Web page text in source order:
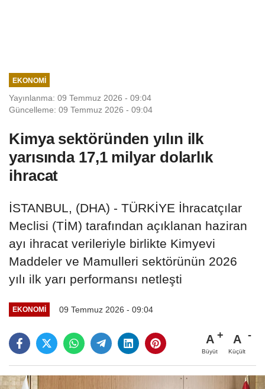
EKONOMI
Yayınlanma: 09 Temmuz 2026 - 09:04
Güncelleme: 09 Temmuz 2026 - 09:04
Kimya sektöründen yılın ilk
yarısında 17,1 milyar dolarlık
ihracat
İSTANBUL, (DHA) - TÜRKİYE İhracatçılar
Meclisi (TİM) tarafından açıklanan haziran
ayı ihracat verileriyle birlikte Kimyevi
Maddeler ve Mamulleri sektörünün 2026
yılı ilk yarı performansı netleşti
EKONOMI 09 Temmuz 2026 - 09:04
A
Büyüt
A
Küçült